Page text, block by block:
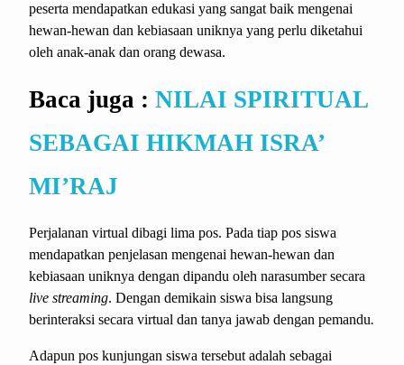
peserta mendapatkan edukasi yang sangat baik mengenai
hewan-hewan dan kebiasaan uniknya yang perlu diketahui
oleh anak-anak dan orang dewasa.
Baca juga :NILAI SPIRITUAL
SEBAGAI HIKMAH ISRA’
MI’RAJ
Perjalanan virtual dibagi lima pos. Pada tiap pos siswa
mendapatkan penjelasan mengenai hewan-hewan dan
kebiasaan uniknya dengan dipandu oleh narasumber secara
live streaming. Dengan demikain siswa bisa langsung
berinteraksi secara virtual dan tanya jawab dengan pemandu.
Adapun pos kunjungan siswa tersebut adalah sebagai